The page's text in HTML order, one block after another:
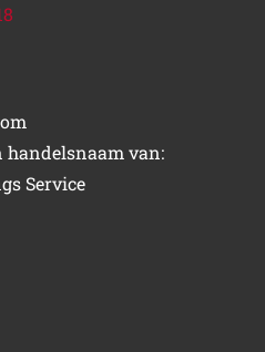
handelsnaam van:
Service